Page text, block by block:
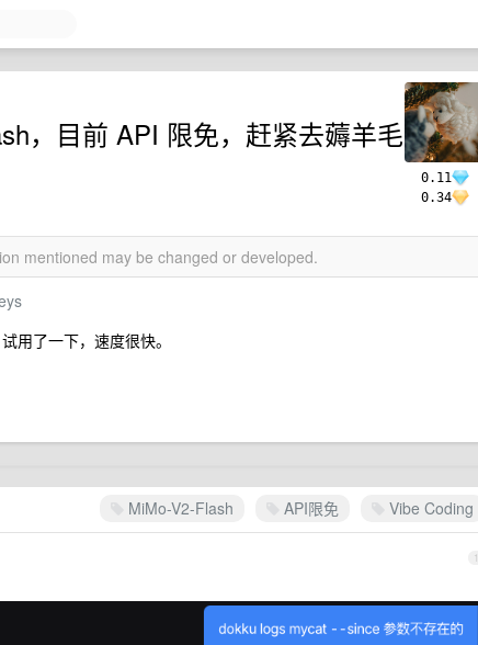
0.11
0.34
，目前 API 限免，赶紧去薅羊毛
mentioned may be changed or developed.
用了一下，速度很快。
MiMo-V2-Flash API限免 Vibe Coding
1